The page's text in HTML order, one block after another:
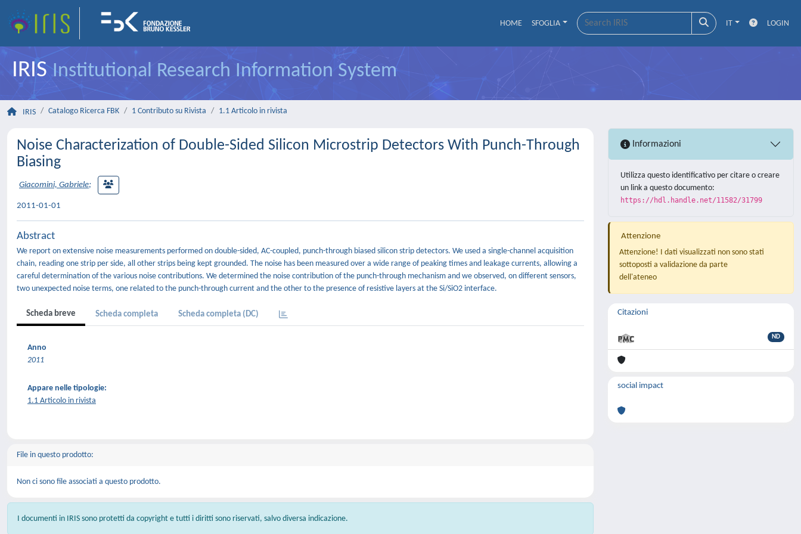
HOME SFOGLIA IT LOGIN
IRISInstitutional Research Information System
IRIS Catalogo Ricerca FBK 1 Contributo su Rivista 1.1 Articolo in rivista
Noise Characterization of Double-Sided Silicon Microstrip Detectors With Punch-Through
Biasing
Giacomini, Gabriele;
2011-01-01
Abstract
We report on extensive noise measurements performed on double-sided, AC-coupled, punch-through biased silicon strip detectors. We used a single-channel acquisition
chain, reading one strip per side, all other strips being kept grounded. The noise has been measured over a wide range of peaking times and leakage currents, allowing a
careful determination of the various noise contributions. We determined the noise contribution of the punch-through mechanism and we observed, on different sensors,
two unexpected noise terms, one related to the punch-through current and the other to the presence of resistive layers at the Si/SiO2 interface.
Scheda breve Scheda completa Scheda completa (DC)
Anno
2011
Appare nelle tipologie:
1.1 Articolo in rivista
File in questo prodotto:
Non ci sono file associati a questo prodotto.
I documenti in IRIS sono protetti da copyright e tutti i diritti sono riservati, salvo diversa indicazione.
Informazioni
Utilizza questo identificativo per citare o creare
un link a questo documento:
https://hdl.handle.net/11582/31799
Attenzione
Attenzione! I dati visualizzati non sono stati
sottoposti a validazione da parte
dell'ateneo
Citazioni
ND
social impact